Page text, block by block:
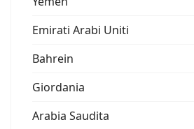
Emirati Arabi Uniti
Bahrein
Giordania
Arabia Saudita